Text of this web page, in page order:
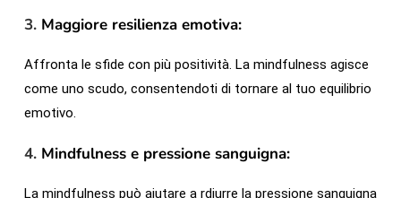
3. Maggiore resilienza emotiva:
Affronta le sfide con più positività. La mindfulness agisce
come uno scudo, consentendoti di tornare al tuo equilibrio
emotivo.
4. Mindfulness e pressione sanguigna:
La mindfulness può aiutare a rdiurre la pressione sanguigna